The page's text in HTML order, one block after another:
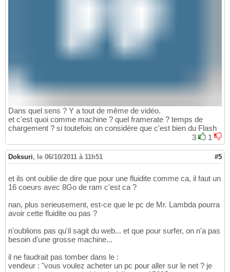
Dans quel sens ? Y a tout de même de vidéo.
et c'est quoi comme machine ? quel framerate ? temps de
chargement ? si toutefois on considère que c'est bien du Flash
3
1
Doksuri, le 06/10/2011 à 11h51 #5
et ils ont oublie de dire que pour une fluidite comme ca, il faut un
16 coeurs avec 8Go de ram c'est ca ?
nan, plus serieusement, est-ce que le pc de Mr. Lambda pourra
avoir cette fluidite ou pas ?
n'oublions pas qu'il sagit du web... et que pour surfer, on n'a pas
besoin d'une grosse machine...
il ne faudrait pas tomber dans le :
vendeur : "vous voulez acheter un pc pour aller sur le net ? je